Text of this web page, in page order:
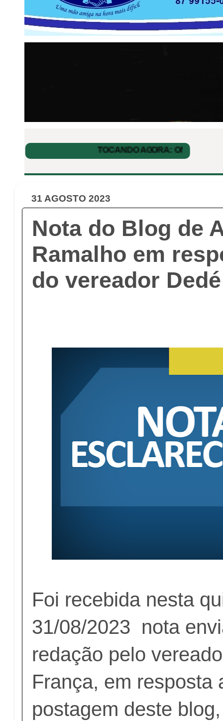
31 AGOSTO 2023
Nota do Blog de
Ramalho em
do vereador
Foi recebida nesta
31/08/2023 nota
redação pelo
França, em resposta
postagem deste